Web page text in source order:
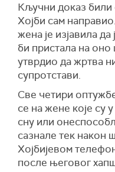
Кључни доказ били
Хојби сам
жена је изјавила
би пристала на оно
утврдио да жртва
супротстави.
Све четири
се на жене које су
сну или
сазнале тек након
Хојбијевом
после његовог